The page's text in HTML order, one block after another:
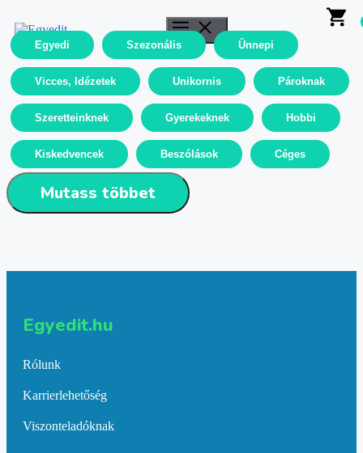
tartalomba
Menü
Egyedi Szezonális Ünnepi
Vicces, Idézetek Unikornis Pároknak
Szeretteinknek Gyerekeknek Hobbi
Kiskedvencek Beszólások Céges
Mutass többet
Egyedit.hu
Rólunk
Karrierlehetőség
Viszonteladóknak